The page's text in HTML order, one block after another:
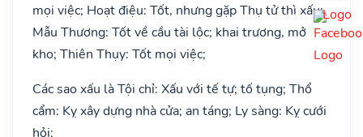
mọi việc; Hoạt điệu: Tốt, nhưng gặp Thụ tử thì xấu;
Mẫu Thương: Tốt về cầu tài lộc; khai trương, mở
kho; Thiên Thụy: Tốt mọi việc;
Các sao xấu là Tội chỉ: Xấu với tế tự; tố tụng; Thổ
cẩm: Kỵ xây dựng nhà cửa; an táng; Ly sàng: Kỵ cưới
hỏi;